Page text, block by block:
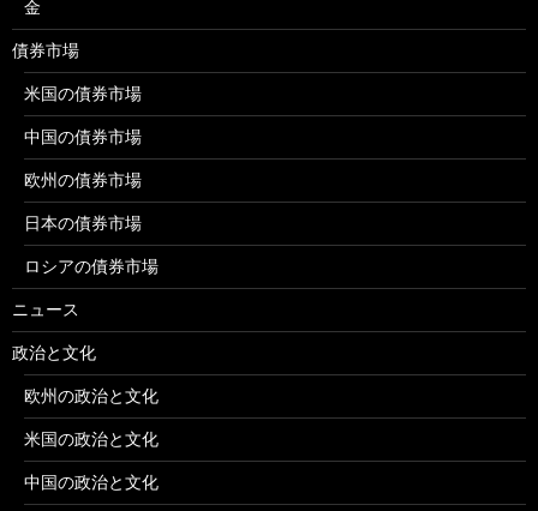
金
債券市場
米国の債券市場
中国の債券市場
欧州の債券市場
日本の債券市場
ロシアの債券市場
ニュース
政治と文化
欧州の政治と文化
米国の政治と文化
中国の政治と文化